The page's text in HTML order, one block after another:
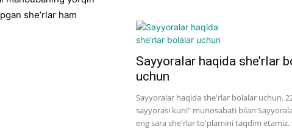
she’rlar ham
Sayyoralar haqida she’rlar
uchun
Sayyoralar haqida she'rlar bolalar uchun.
sayyorasi kuni" munosabati bilan
eng sara she'rlar to'plamini taqdim etamiz.